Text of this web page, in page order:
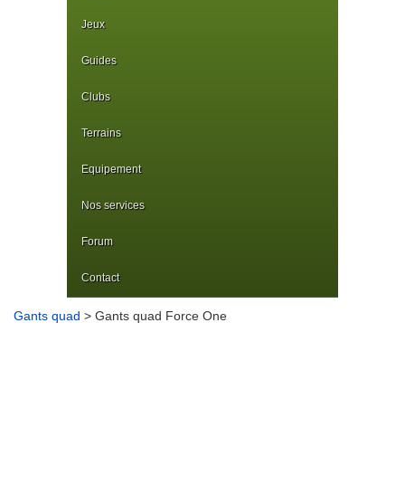
Jeux
Guides
Clubs
Terrains
Equipement
Nos services
Forum
Contact
Gants quad > Gants quad Force One